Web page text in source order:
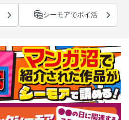
シーモアでポイ活